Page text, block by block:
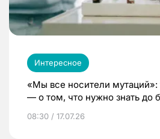
Интересное
«Мы все носители мутаций»:
— о том, что нужно знать до
08:30 / 17.07.26